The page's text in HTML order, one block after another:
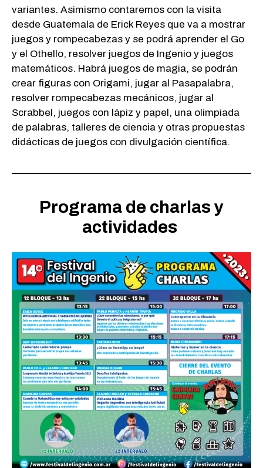
variantes. Asimismo contaremos con la visita
desde Guatemala de Erick Reyes que va a mostrar
juegos y rompecabezas y se podrá aprender el Go
y el Othello, resolver juegos de Ingenio y juegos
matemáticos. Habrá juegos de magia, se podrán
crear figuras con Origami, jugar al Pasapalabra,
resolver rompecabezas mecánicos, jugar al
Scrabbel, juegos con lápiz y papel, una olimpiada
de palabras, talleres de ciencia y otras propuestas
didácticas de juegos con divulgación científica.
Programa de charlas y
actividades